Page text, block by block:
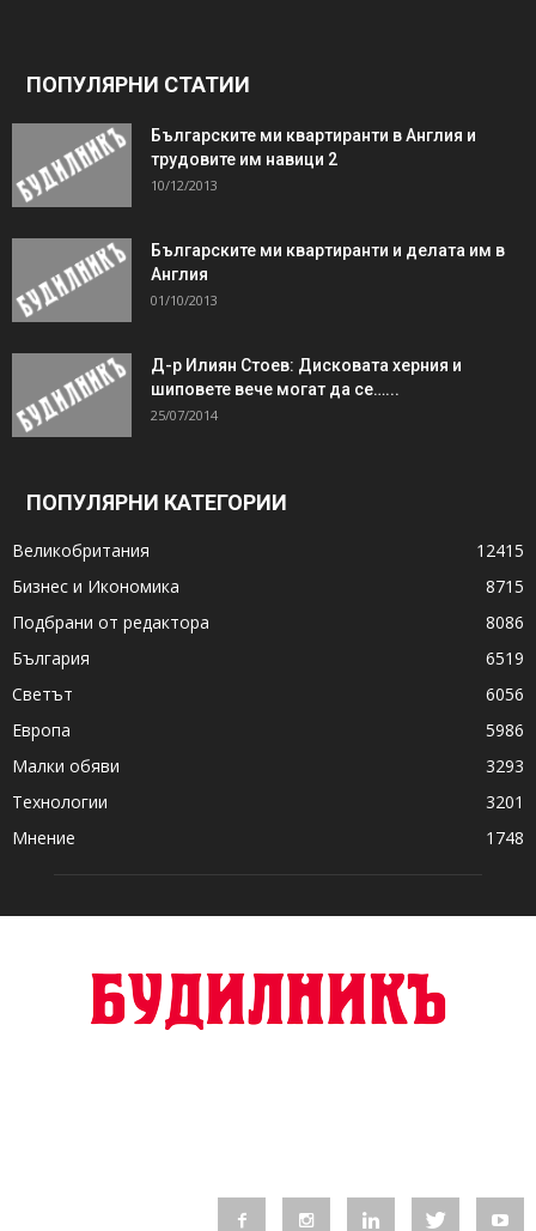
ПОПУЛЯРНИ СТАТИИ
Българските ми квартиранти в Англия и
трудовите им навици 2
10/12/2013
Българските ми квартиранти и делата им в
Англия
01/10/2013
Д-р Илиян Стоев: Дисковата херния и
шиповете вече могат да се…...
25/07/2014
ПОПУЛЯРНИ КАТЕГОРИИ
Великобритания
12415
Бизнес и Икономика
8715
Подбрани от редактора
8086
България
6519
Светът
6056
Европа
5986
Малки обяви
3293
Технологии
3201
Мнение
1748